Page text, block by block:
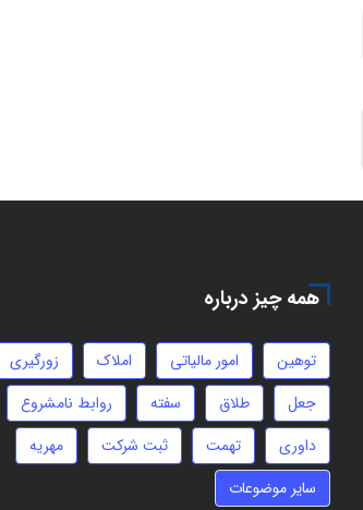
همه چیز درباره
توهین امور مالیاتی املاک
زورگیری
جعل
طلاق سفته
روابط نامشروع
داوری
تهمت ثبت شرکت
مهریه
سایر موضوعات